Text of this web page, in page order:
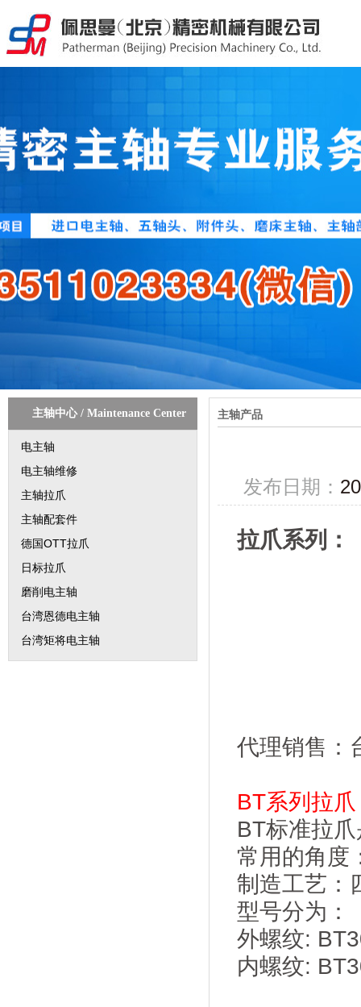
主轴中心/ Maintenance Center
电主轴
电主轴维修
主轴拉爪
主轴配套件
德国OTT拉爪
日标拉爪
磨削电主轴
台湾恩德电主轴
台湾矩将电主轴
主轴产品
发布日期：
拉爪系列：
代理销售：
BT系列拉
BT标准拉
常用的角度
制造工艺：
型号分为：
外螺纹:
内螺纹: